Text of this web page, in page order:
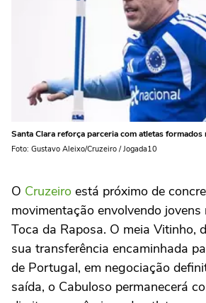
Santa Clara reforça parceria com atletas formados
Foto: Gustavo Aleixo/Cruzeiro / Jogada10
O Cruzeiro está próximo de
movimentação envolvendo jovens
Toca da Raposa. O meia Vitinho,
sua transferência encaminhada
de Portugal, em negociação
saída, o Cabuloso permanecerá